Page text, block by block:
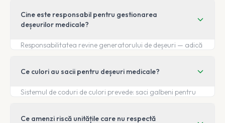
Cine este responsabil pentru gestionarea
deșeurilor medicale?
Responsabilitatea revine generatorului de deșeuri — adică
unitate trebuie să desemneze o persoană responsabilă cu
gestionarea deșeurilor, să asigure instruirea personalului
și să încheie un contract cu un operator autorizat pentru
Ce culori au sacii pentru deșeuri medicale?
Sistemul de coduri de culori prevede: saci galbeni pentru
anatomopatologice, saci negri pentru deșeuri
Ce amenzi riscă unitățile care nu respectă